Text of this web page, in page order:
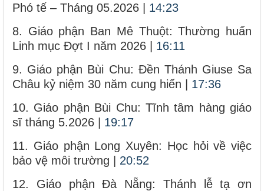
Phó tế – Tháng 05.2026 | 14:23
8. Giáo phận Ban Mê Thuột: Thường huấn
Linh mục Đợt I năm 2026 | 16:11
9. Giáo phận Bùi Chu: Đền Thánh Giuse Sa
Châu kỷ niệm 30 năm cung hiến | 17:36
10. Giáo phận Bùi Chu: Tĩnh tâm hàng giáo
sĩ tháng 5.2026 | 19:17
11. Giáo phận Long Xuyên: Học hỏi về việc
bảo vệ môi trường | 20:52
12. Giáo phận Đà Nẵng: Thánh lễ tạ ơn